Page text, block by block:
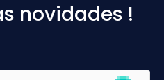
novidades !